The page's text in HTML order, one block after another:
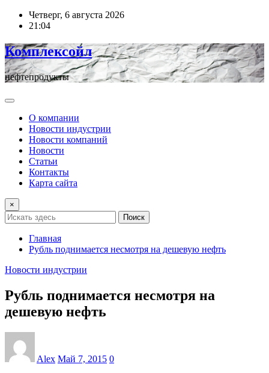
ПерейтиЧетверг, 6 августа 2026
21:04
Комплексойл
нефтепродукты
О компании
Новости индустрии
Новости компаний
Новости
Статьи
Контакты
Карта сайта
×
Поиск
Главная
Рубль поднимается несмотря на дешевую нефть
Новости индустрии
Рубль поднимается несмотря на
дешевую нефть
Alex Май 7, 2015 0